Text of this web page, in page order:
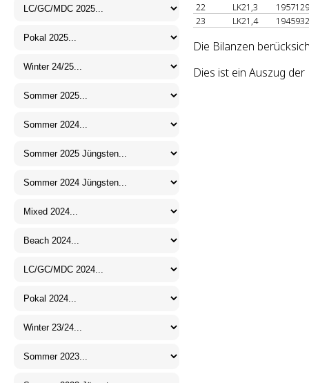
22
LK21,3
23
LK21,4
Die Bilanzen
Dies ist ein Auszug